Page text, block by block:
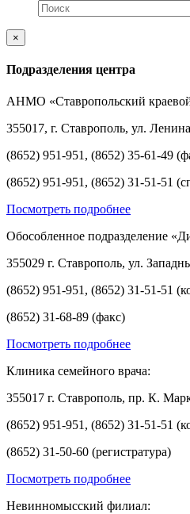
×
Подразделения центра
АНМО «Ставропольский краевой
355017, г. Ставрополь, ул.
(8652) 951-951, (8652) 35-61-49
(8652) 951-951, (8652) 31-51-51
Посмотреть подробнее
Обособленное подразделение
355029 г. Ставрополь, ул.
(8652) 951-951, (8652) 31-51-51
(8652) 31-68-89 (факс)
Посмотреть подробнее
Клиника семейного врача:
355017 г. Ставрополь, пр. К.
(8652) 951-951, (8652) 31-51-51
(8652) 31-50-60 (регистратура)
Посмотреть подробнее
Невинномысский филиал: